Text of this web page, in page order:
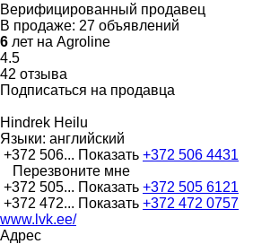
Верифицированный продавец
В продаже: 27 объявлений
6 лет на Agroline
4.5
42 отзыва
Подписаться на продавца
Hindrek Heilu
Языки: английский
+372 506... Показать +372 506 4431
Перезвоните мне
+372 505... Показать +372 505 6121
+372 472... Показать +372 472 0757
www.lvk.ee/
Адрес